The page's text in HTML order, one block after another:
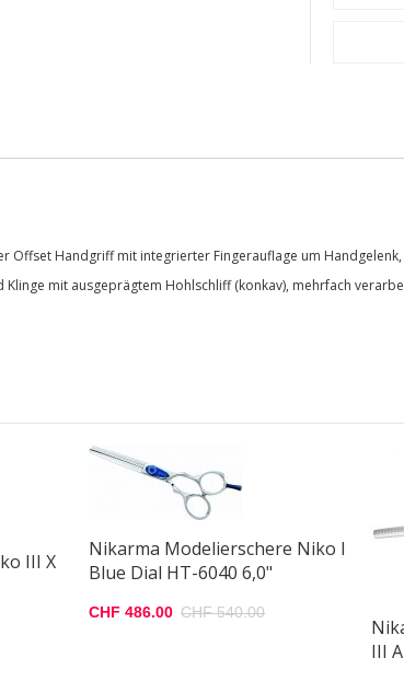
Handgriff mit integrierter Fingerauflage um
mit ausgeprägtem Hohlschliff (konkav), mehrfach
III X
Nikarma Modelierschere Niko I
Blue Dial HT-6040 6,0"
CHF 486.00 CHF 540.00
III